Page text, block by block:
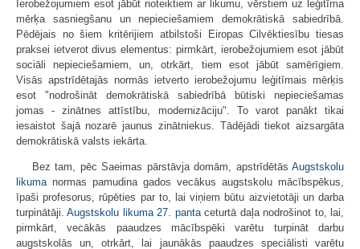
Ierobežojumiem esot jābūt noteiktiem ar likumu, vērstiem uz leģitīma
mērķa sasniegšanu un nepieciešamiem demokrātiskā sabiedrībā.
Pēdējais no šiem kritērijiem atbilstoši Eiropas Cilvēktiesību tiesas
praksei ietverot divus elementus: pirmkārt, ierobežojumiem esot jābūt
sociāli nepieciešamiem, un, otrkārt, tiem esot jābūt samērīgiem.
Visās apstrīdētajās normās ietverto ierobežojumu leģitīmais mērķis
esot "nodrošināt demokrātiskā sabiedrībā būtiski nepieciešamas
jomas - zinātnes attīstību, modernizāciju". To varot panākt tikai
iesaistot šajā nozarē jaunus zinātniekus. Tādējādi tiekot aizsargāta
demokrātiskā valsts iekārta.
Bez tam, pēc Saeimas pārstāvja domām, apstrīdētās Augstskolu
likumanormas pamudina gados vecākus augstskolu mācībspēkus,
īpaši profesorus, rūpēties par to, lai viņiem būtu aizvietotāji un darba
turpinātāji.Augstskolu likuma 27. pantaceturtā daļa nodrošinot to, lai,
pirmkārt, vecākās paaudzes mācībspēki varētu turpināt darbu
augstskolās un, otrkārt, lai jaunākās paaudzes speciālisti varētu